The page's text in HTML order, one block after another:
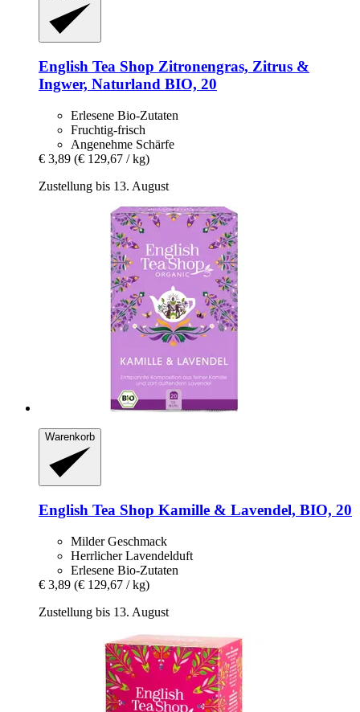
English Tea Shop Zitronengras, Zitrus &
Ingwer, Naturland BIO, 20
Erlesene Bio-Zutaten
Fruchtig-frisch
Angenehme Schärfe
€ 3,89 (€ 129,67 / kg)
Zustellung bis 13. August
Warenkorb
English Tea Shop Kamille & Lavendel, BIO, 20
Milder Geschmack
Herrlicher Lavendelduft
Erlesene Bio-Zutaten
€ 3,89 (€ 129,67 / kg)
Zustellung bis 13. August